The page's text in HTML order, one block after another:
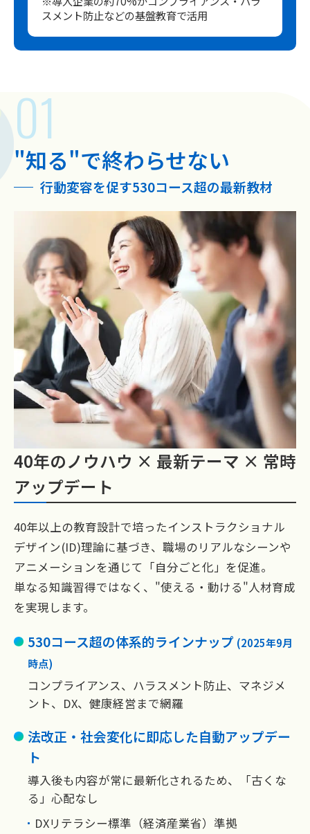
スメント防止などの基盤教育で活用
"知る"で終わらせない
行動変容を促す530コース超の最新教材
40年のノウハウ × 最新テーマ × 常時
アップデート
40年以上の教育設計で培ったインストラクショナル
デザイン(ID)理論に基づき、職場のリアルなシーンや
アニメーションを通じて「自分ごと化」を促進。
単なる知識習得ではなく、"使える・動ける"人材育成
を実現します。
530コース超の体系的ラインナップ (2025年9月
時点)
コンプライアンス、ハラスメント防止、マネジメ
ント、DX、健康経営まで網羅
法改正・社会変化に即応した自動アップデー
ト
導入後も内容が常に最新化されるため、「古くな
る」心配なし
DXリテラシー標準（経済産業省）準拠